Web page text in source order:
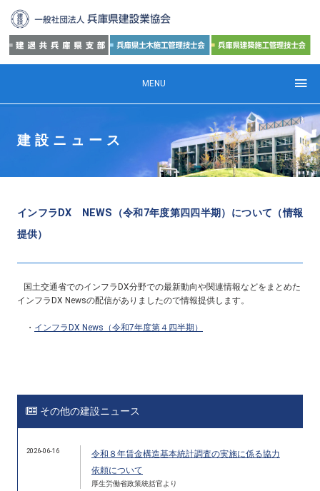
MENU
建設ニュース
インフラDX NEWS（令和7年度第四四半期）について（情報
提供）
国土交通省でのインフラDX分野での最新動向や関連情報などをまとめた
インフラDX Newsの配信がありましたので情報提供します。
・ インフラDX News （令和7年度第４四半期）
その他の建設ニュース
2026-06-16
令和８年賃金構造基本統計調査の実施に係る協力
依頼について
厚生労働省政策統括官より